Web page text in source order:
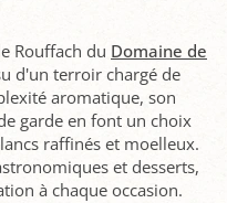
Rouffach du Domaine de
d'un terroir chargé de
aromatique, son
garde en font un choix
raffinés et moelleux.
et desserts,
à chaque occasion.